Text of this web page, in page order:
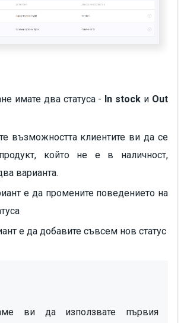
имате два статуса - In stock и Out
възможността клиентите ви да се
който не е в наличност,
варианта.
е да промените поведението на
е да добавите съвсем нов статус
ви да използвате първия